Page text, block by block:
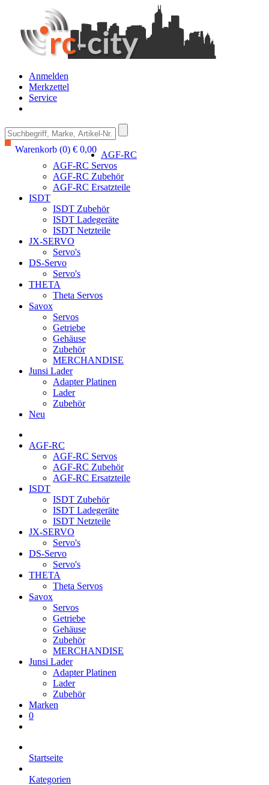
Anmelden
Merkzettel
Service
Warenkorb (0) € 0,00
AGF-RC
AGF-RC Servos
AGF-RC Zubehör
AGF-RC Ersatzteile
ISDT
ISDT Zubehör
ISDT Ladegeräte
ISDT Netzteile
JX-SERVO
Servo's
DS-Servo
Servo's
THETA
Theta Servos
Savox
Servos
Getriebe
Gehäuse
Zubehör
MERCHANDISE
Junsi Lader
Adapter Platinen
Lader
Zubehör
Neu
AGF-RC
AGF-RC Servos
AGF-RC Zubehör
AGF-RC Ersatzteile
ISDT
ISDT Zubehör
ISDT Ladegeräte
ISDT Netzteile
JX-SERVO
Servo's
DS-Servo
Servo's
THETA
Theta Servos
Savox
Servos
Getriebe
Gehäuse
Zubehör
MERCHANDISE
Junsi Lader
Adapter Platinen
Lader
Zubehör
Marken
0
Startseite
Kategorien